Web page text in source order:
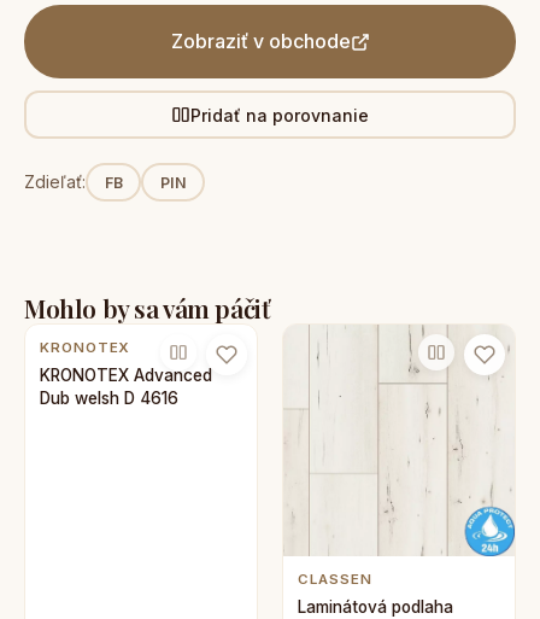
Zobraziť v obchode
Pridať na porovnanie
Zdieľať: FB PIN
Mohlo by sa vám páčiť
KRONOTEX
KRONOTEX Advanced
Dub welsh D 4616
CLASSEN
Laminátová podlaha